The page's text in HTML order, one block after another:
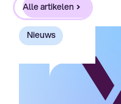
Alle artikelen
Nieuws